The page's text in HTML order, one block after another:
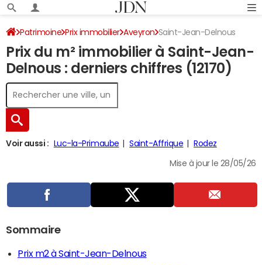
Patrimoine Prix immobilier Aveyron Saint-Jean-Delnous
Prix du m² immobilier à Saint-Jean-
Delnous : derniers chiffres (12170)
Voir aussi : Luc-la-Primaube Saint-Affrique Rodez
Mise à jour le 28/05/26
Sommaire
Prix m2 à Saint-Jean-Delnous